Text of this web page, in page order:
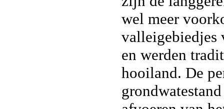
wel meer
valleigebiedjes
en werden
hooiland. De